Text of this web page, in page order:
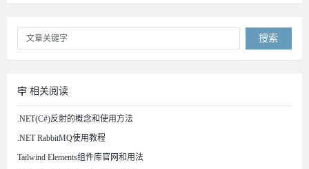
搜索
相关阅读
.NET(C#)反射的概念和使用方法
.NET RabbitMQ使用教程
Tailwind Elements组件库官网和用法